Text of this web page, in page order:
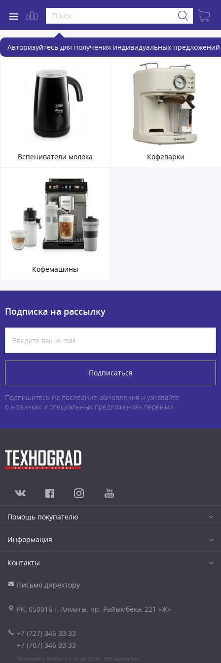
Авторизуйтесь для получения индивидуальных предложений
Кофеварки и кофемашины
Вспениватели молока Кофеварки
Кофемашины
Подписка на рассылку
Подписаться
Подпишитесь на последние обновления и узнавайте
о новинках и специальных предложениях первыми
Помощь покупателю
Информация
Контакты
Письмо директору
РК, 050016 г. Алматы, пр. Райымбека, 221 «Ж»
+7 (727) 346 33 33
+7 (707) 346 33 33
Принимаем звонки с 9.00 до 20.00. Без выходных.